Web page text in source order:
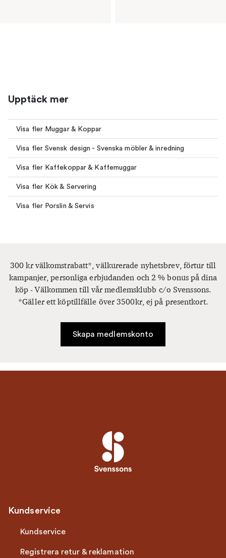
Upptäck mer
Visa fler Muggar & Koppar
Visa fler Svensk design - Svenska möbler & inredning
Visa fler Kaffekoppar & Kaffemuggar
Visa fler Kök & Servering
Visa fler Porslin & Servis
300 kr välkomstrabatt*, välkurerade nyhetsbrev, förtur till
kampanjer, personliga erbjudanden och 2 % bonus på dina
köp - Välkommen till vår medlemsklubb c/o Svenssons.
*Gäller ett köptillfälle över 3500kr, ej på presentkort.
Skapa medlemskonto
Kundservice
Kundservice
Registrera retur & reklamation